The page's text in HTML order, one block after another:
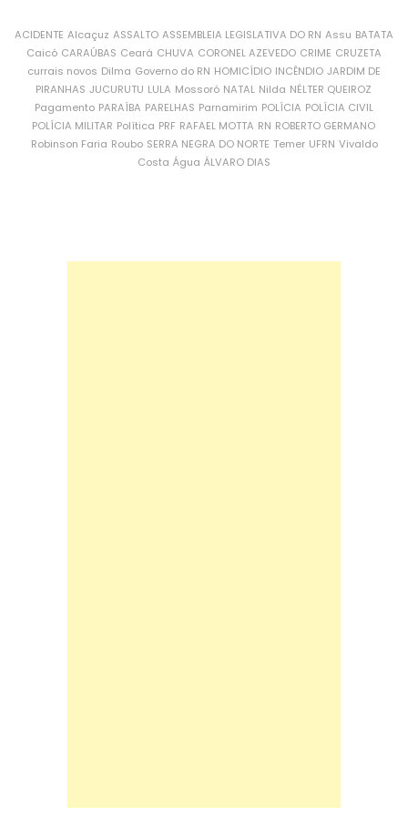
ACIDENTE Alcaçuz ASSALTO ASSEMBLEIA LEGISLATIVA DO RN Assu BATATA
Caicó CARAÚBAS Ceará CHUVA CORONEL AZEVEDO CRIME CRUZETA
currais novos Dilma Governo do RN HOMICÍDIO INCÊNDIO JARDIM DE
PIRANHAS JUCURUTU LULA Mossoró NATAL Nilda NÉLTER QUEIROZ
Pagamento PARAÍBA PARELHAS Parnamirim POLÍCIA POLÍCIA CIVIL
POLÍCIA MILITAR Política PRF RAFAEL MOTTA RN ROBERTO GERMANO
Robinson Faria Roubo SERRA NEGRA DO NORTE Temer UFRN Vivaldo
Costa Água ÁLVARO DIAS